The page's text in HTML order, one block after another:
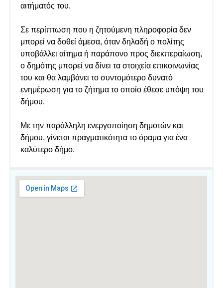
αιτήματός του.
Σε περίπτωση που η ζητούμενη πληροφορία δεν
μπορεί να δοθεί άμεσα, όταν δηλαδή ο πολίτης
υποβάλλει αίτημα ή παράπονο προς διεκπεραίωση,
ο δημότης μπορεί να δίνει τα στοιχεία επικοινωνίας
του και θα λαμβάνει το συντομότερο δυνατό
ενημέρωση για το ζήτημα το οποίο έθεσε υπόψη του
δήμου.
Με την παράλληλη ενεργοποίηση δημοτών και
δήμου, γίνεται πραγματικότητα το όραμα για ένα
καλύτερο δήμο.